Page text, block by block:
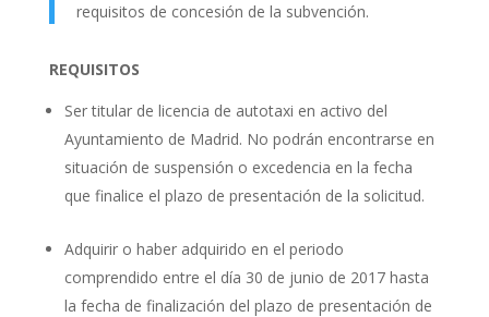
requisitos de concesión de la subvención.
REQUISITOS
Ser titular de licencia de autotaxi en activo del
Ayuntamiento de Madrid. No podrán encontrarse en
situación de suspensión o excedencia en la fecha
que finalice el plazo de presentación de la solicitud.
Adquirir o haber adquirido en el periodo
comprendido entre el día 30 de junio de 2017 hasta
la fecha de finalización del plazo de presentación de